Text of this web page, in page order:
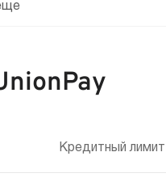
Кредитный лимит